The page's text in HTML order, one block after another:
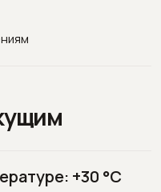
+30 °C